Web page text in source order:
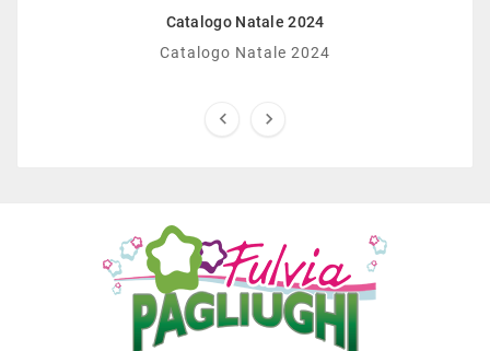
Catalogo Natale 2024
Catalogo Natale 2024
 